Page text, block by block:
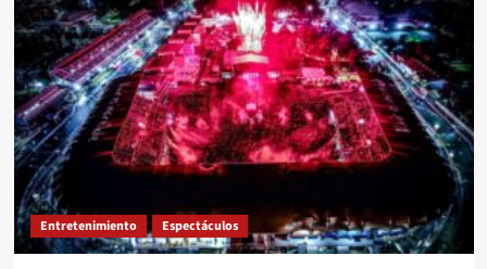
Entretenimiento Espectáculos